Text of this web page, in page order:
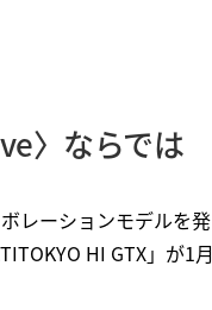
〉ならでは
レーションモデルを発
HI GTX」が1月